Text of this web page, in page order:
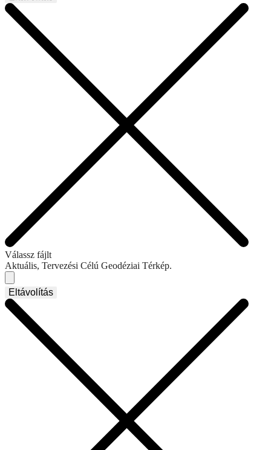
Válassz fájlt
Aktuális, Tervezési Célú Geodéziai Térkép.
Eltávolítás